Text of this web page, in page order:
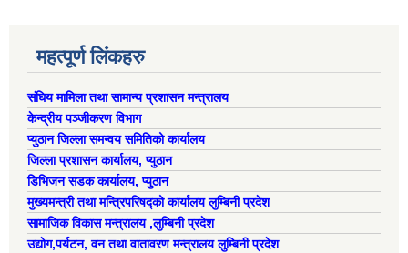
महत्पूर्ण लिंकहरु
संघिय मामिला तथा सामान्य प्रशासन मन्त्रालय
केन्द्रीय पञ्जीकरण विभाग
प्युठान जिल्ला समन्वय समितिको कार्यालय
जिल्ला प्रशासन कार्यालय, प्युठान
डिभिजन सडक कार्यालय, प्युठान
मुख्यमन्त्री तथा मन्त्रिपरिषद्को कार्यालय लुम्बिनी प्रदेश
सामाजिक विकास मन्त्रालय ,लुम्बिनी प्रदेश
उद्याेग,पर्यटन, वन तथा वातावरण मन्त्रालय लुम्बिनी प्रदेश